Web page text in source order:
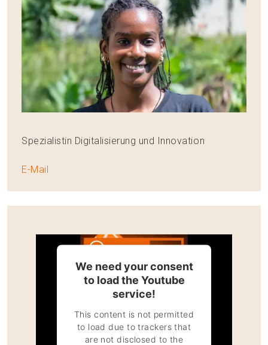
Spezialistin Digitalisierung und Innovation
E-Mail
We need your consent
to load the Youtube
service!
This content is not permitted
to load due to trackers that
are not disclosed to the